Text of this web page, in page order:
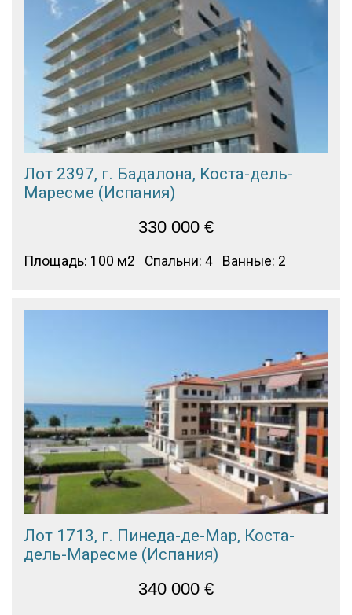
Лот 2397, г. Бадалона, Коста-дель-
Маресме (Испания)
330 000 €
Площадь: 100 м2 Спальни: 4 Ванные: 2
Лот 1713, г. Пинеда-де-Мар, Коста-
дель-Маресме (Испания)
340 000 €